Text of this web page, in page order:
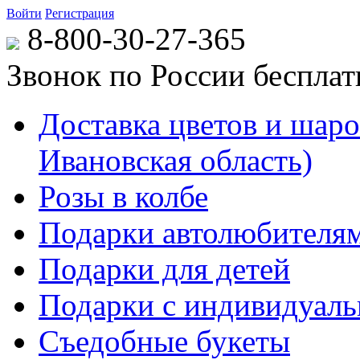
Войти Регистрация
8-800-30-27-365
Звонок по России
Доставка цветов и
Ивановская область)
Розы в колбе
Подарки
Подарки для детей
Подарки с
Съедобные букеты